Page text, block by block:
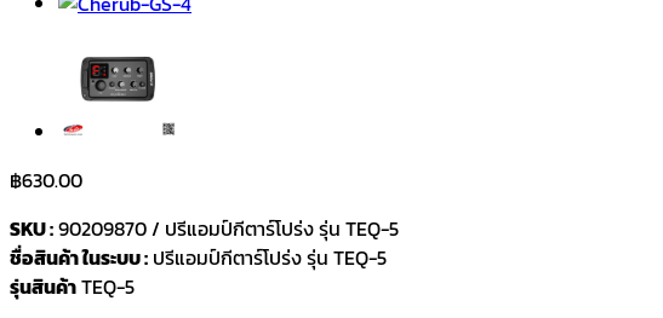
฿630.00
SKU :90209870 / ปรีแอมป์กีตาร์โปร่ง รุ่น TEQ-5
ชื่อสินค้า ในระบบ : ปรีแอมป์กีตาร์โปร่ง รุ่น TEQ-5
รุ่นสินค้าTEQ-5